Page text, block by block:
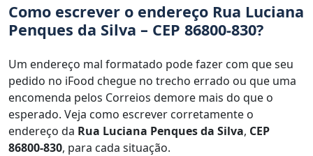
Como escrever o endereço Rua Luciana
Penques da Silva – CEP 86800-830?
Um endereço mal formatado pode fazer com que seu
pedido no iFood chegue no trecho errado ou que uma
encomenda pelos Correios demore mais do que o
esperado. Veja como escrever corretamente o
endereço da Rua Luciana Penques da Silva, CEP
86800-830, para cada situação.